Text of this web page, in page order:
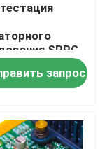
SRRC
запрос